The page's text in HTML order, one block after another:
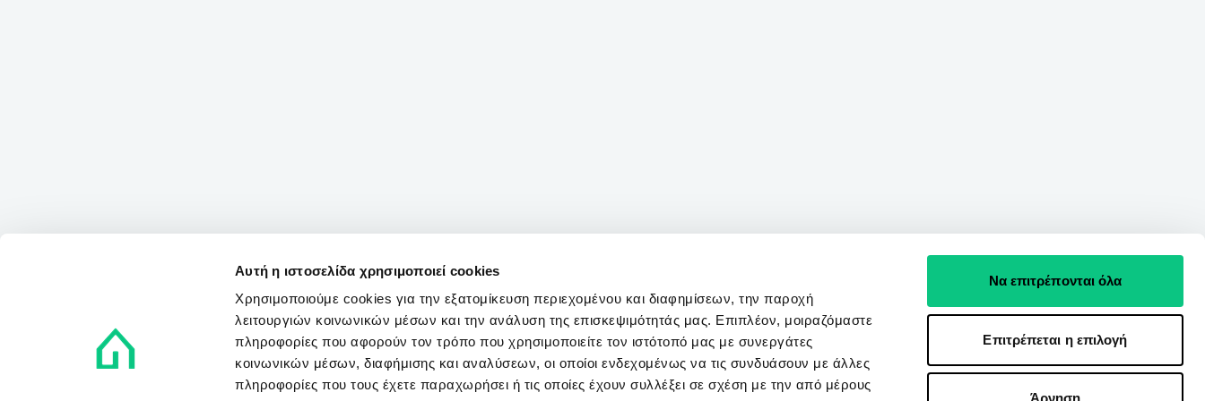
Αυτή η ιστοσελίδα χρησιμοποιεί cookies
Χρησιμοποιούμε cookies για την εξατομίκευση περιεχομένου και διαφημίσεων, την παροχή
λειτουργιών κοινωνικών μέσων και την ανάλυση της επισκεψιμότητάς μας. Επιπλέον, μοιραζόμαστε
πληροφορίες που αφορούν τον τρόπο που χρησιμοποιείτε τον ιστότοπό μας με συνεργάτες
κοινωνικών μέσων, διαφήμισης και αναλύσεων, οι οποίοι ενδεχομένως να τις συνδυάσουν με άλλες
πληροφορίες που τους έχετε παραχωρήσει ή τις οποίες έχουν συλλέξει σε σχέση με την από μέρους
Να επιτρέπονται όλα
Επιτρέπεται η επιλογή
Άρνηση